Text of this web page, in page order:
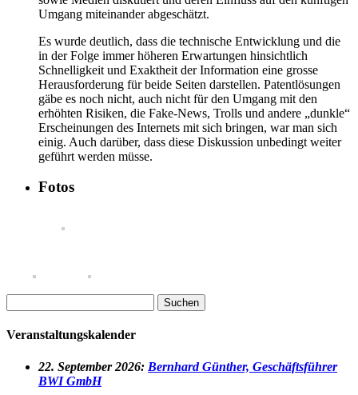
Umgang miteinander abgeschätzt.
Es wurde deutlich, dass die technische Entwicklung und die
in der Folge immer höheren Erwartungen hinsichtlich
Schnelligkeit und Exaktheit der Information eine grosse
Herausforderung für beide Seiten darstellen. Patentlösungen
gäbe es noch nicht, auch nicht für den Umgang mit den
erhöhten Risiken, die Fake-News, Trolls und andere „dunkle“
Erscheinungen des Internets mit sich bringen, war man sich
einig. Auch darüber, dass diese Diskussion unbedingt weiter
geführt werden müsse.
Fotos
nach:
Veranstaltungskalender
22. September 2026: Bernhard Günther, Geschäftsführer
BWI GmbH